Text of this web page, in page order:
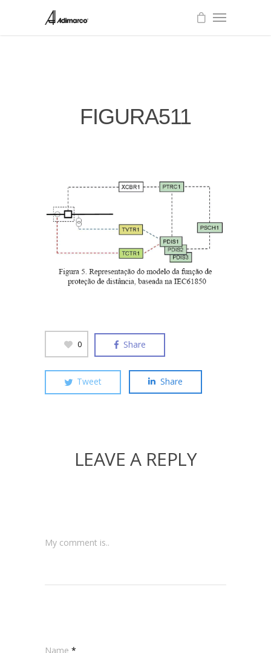
FIGURA511
0 Share
Tweet Share
LEAVE A REPLY
My comment is..
Name *